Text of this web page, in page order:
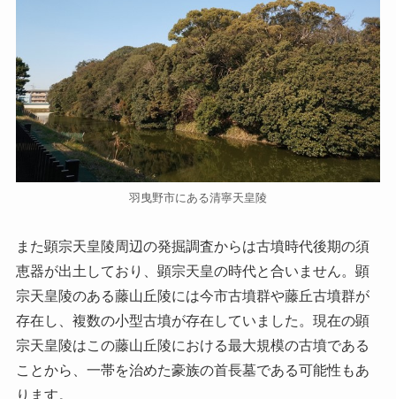
羽曳野市にある清寧天皇陵
また顕宗天皇陵周辺の発掘調査からは古墳時代後期の須
恵器が出土しており、顕宗天皇の時代と合いません。顕
宗天皇陵のある藤山丘陵には今市古墳群や藤丘古墳群が
存在し、複数の小型古墳が存在していました。現在の顕
宗天皇陵はこの藤山丘陵における最大規模の古墳である
ことから、一帯を治めた豪族の首長墓である可能性もあ
ります。